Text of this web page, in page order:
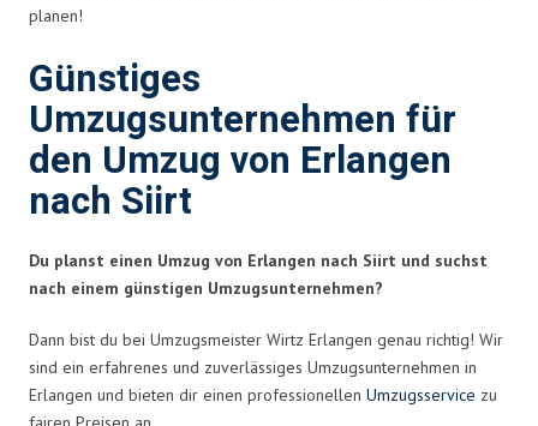
planen!
Günstiges
Umzugsunternehmen für
den Umzug von Erlangen
nach Siirt
Du planst einen Umzug von Erlangen nach Siirt und suchst
nach einem günstigen Umzugsunternehmen?
Dann bist du bei Umzugsmeister Wirtz Erlangen genau richtig! Wir
sind ein erfahrenes und zuverlässiges Umzugsunternehmen in
Erlangen und bieten dir einen professionellen Umzugsservice zu